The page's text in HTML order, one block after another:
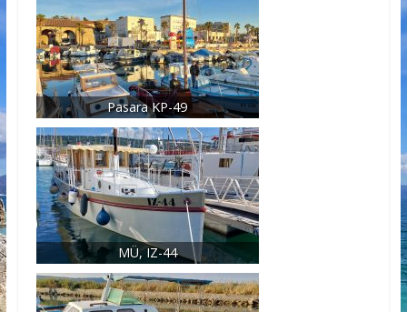
Pasara KP-49
MÜ, IZ-44